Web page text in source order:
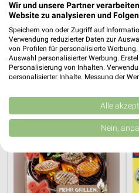
9 km
Angebote ab 10.08.
Wir und unsere Partner
Website zu analysieren und
Speichern von oder Zugriff auf
Verwendung reduzierter Daten zur
von Profilen für personalisierte
Auswahl personalisierter Werbung.
Personalisierung von Inhalten.
personalisierter Inhalte. Messung der
Kombinationen von Daten aus
Verbesserung der Angebote.
von Inhalten.
Daten können außerhalb der
USA gesendet werden.
Website/App.
Partnerliste anzeigen (1 IAB-
Wir nutzen Ihre Daten für folgende
Alle
Nein,